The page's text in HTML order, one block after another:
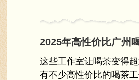
2025年高性价比广州
这些工作室让喝茶变得
有不少高性价比的喝茶